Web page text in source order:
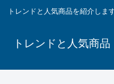
トレンドと人気商品を紹介しま
トレンドと人気商品